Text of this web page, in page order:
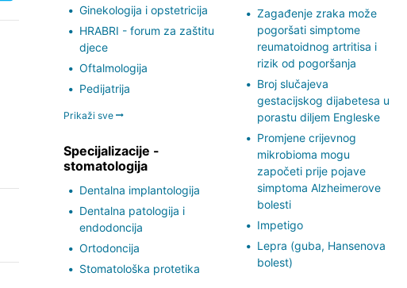
Ginekologija i opstetricija
HRABRI - forum za zaštitu
djece
Oftalmologija
Pedijatrija
Prikaži sve
Specijalizacije -
stomatologija
Dentalna implantologija
Dentalna patologija i
endodoncija
Ortodoncija
Stomatološka protetika
Zagađenje zraka može
pogoršati simptome
reumatoidnog artritisa i
rizik od pogoršanja
Broj slučajeva
gestacijskog dijabetesa u
porastu diljem Engleske
Promjene crijevnog
mikrobioma mogu
započeti prije pojave
simptoma Alzheimerove
bolesti
Impetigo
Lepra (guba, Hansenova
bolest)